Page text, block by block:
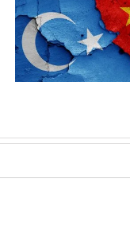
Dönüşü